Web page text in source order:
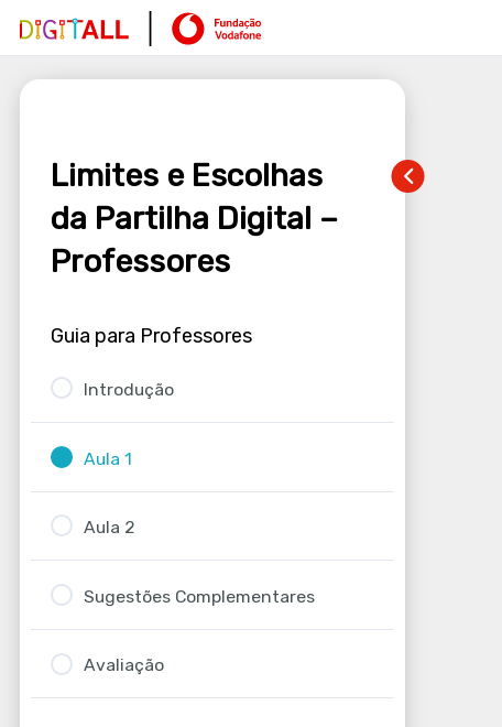
Limites e Escolhas
da Partilha Digital –
Professores
Guia para Professores
Introdução
Aula 1
Aula 2
Sugestões Complementares
Avaliação